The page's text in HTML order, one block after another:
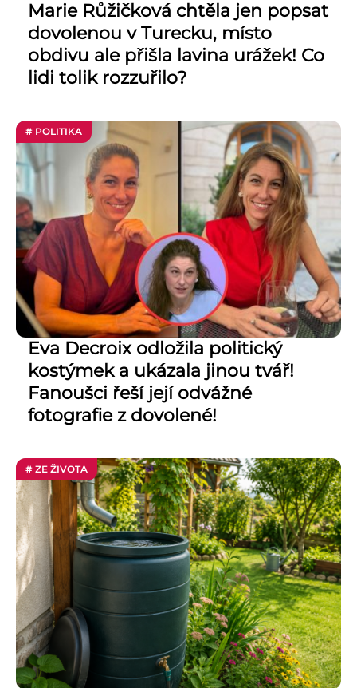
Marie Růžičková chtěla jen popsat
dovolenou v Turecku, místo
obdivu ale přišla lavina urážek! Co
lidi tolik rozzuřilo?
# POLITIKA
Eva Decroix odložila politický
kostýmek a ukázala jinou tvář!
Fanoušci řeší její odvážné
fotografie z dovolené!
# ZE ŽIVOTA